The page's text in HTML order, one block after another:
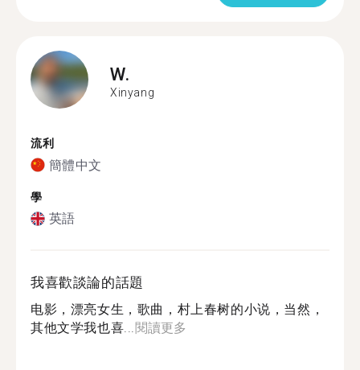
W.
Xinyang
流利
簡體中文
學
英語
我喜歡談論的話題
电影，漂亮女生，歌曲，村上春树的小说，当然，
其他文学我也喜...閱讀更多